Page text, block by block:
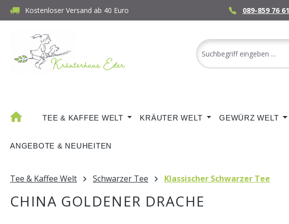
Hauptinhalt springen
Zur Suche springen
Zur Hauptnavigation springen
Kostenloser Versand ab 40 Euro 089-859 76 61
TEE & KAFFEE WELT KRÄUTER WELT GEWÜRZ WELT
ANGEBOTE & NEUHEITEN
Tee & Kaffee Welt Schwarzer Tee Klassischer Schwarzer Tee
CHINA GOLDENER DRACHE